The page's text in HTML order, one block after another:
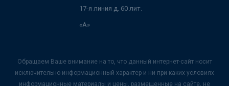
17-я линия д. 60 лит.
«А»
Обращаем Ваше внимание на то, что данный интернет-сайт носит
исключительно информационный характер и ни при каких условиях
информационные материалы и цены, размещенные на сайте, не